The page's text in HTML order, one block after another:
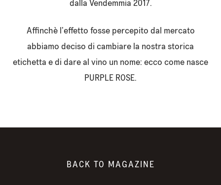
dalla Vendemmia 2017.
Affinchè l’effetto fosse percepito dal mercato
abbiamo deciso di cambiare la nostra storica
etichetta e di dare al vino un nome: ecco come nasce
PURPLE ROSE.
BACK TO MAGAZINE